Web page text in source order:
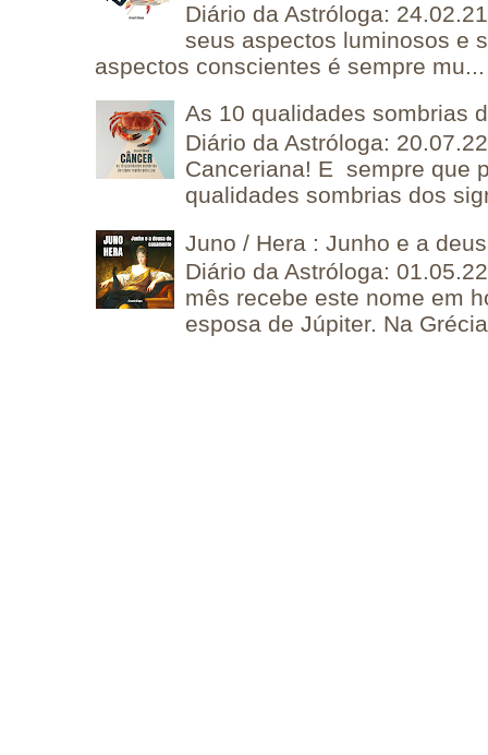
Diário da Astróloga:
seus aspectos luminosos e
aspectos conscientes é sempre mu...
As 10 qualidades sombrias
Diário da Astróloga:
Canceriana! E sempre que
qualidades sombrias dos
Juno / Hera : Junho e a
Diário da Astróloga:
mês recebe este nome em
esposa de Júpiter. Na